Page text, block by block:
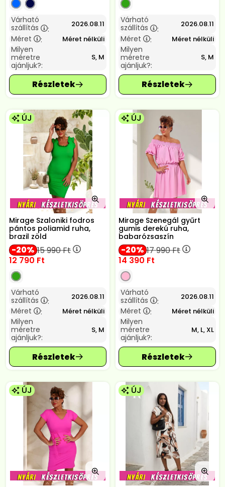
Várható
szállítás
: 2026.08.11
Méret : Méret nélküli
Milyen
méretre
ajánljuk?:
S, M
Várható
szállítás
: 2026.08.11
Méret : Méret nélküli
Milyen
méretre
ajánljuk?:
S, M
ÚJ
Mirage Szaloniki fodros
pántos poliamid ruha,
brazil zöld
20 15 990Ft
12 790 Ft
Várható
szállítás
: 2026.08.11
Méret : Méret nélküli
Milyen
méretre
ajánljuk?:
S, M
ÚJ
Mirage Szenegál gyűrt
gumis derekú ruha,
babarózsaszín
20 17 990Ft
14 390 Ft
Várható
szállítás
: 2026.08.11
Méret : Méret nélküli
Milyen
méretre
ajánljuk?:
M, L, XL
ÚJ ÚJ